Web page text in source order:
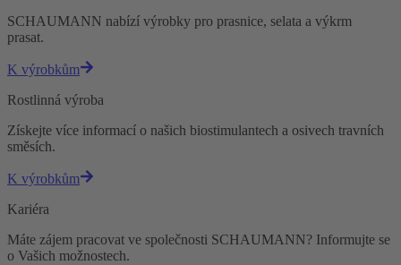
SCHAUMANN nabízí výrobky pro prasnice, selata a výkrm
prasat.
K výrobkům
Rostlinná výroba
Získejte více informací o našich biostimulantech a osivech travních
směsích.
K výrobkům
Kariéra
Máte zájem pracovat ve společnosti SCHAUMANN? Informujte se
o Vašich možnostech.